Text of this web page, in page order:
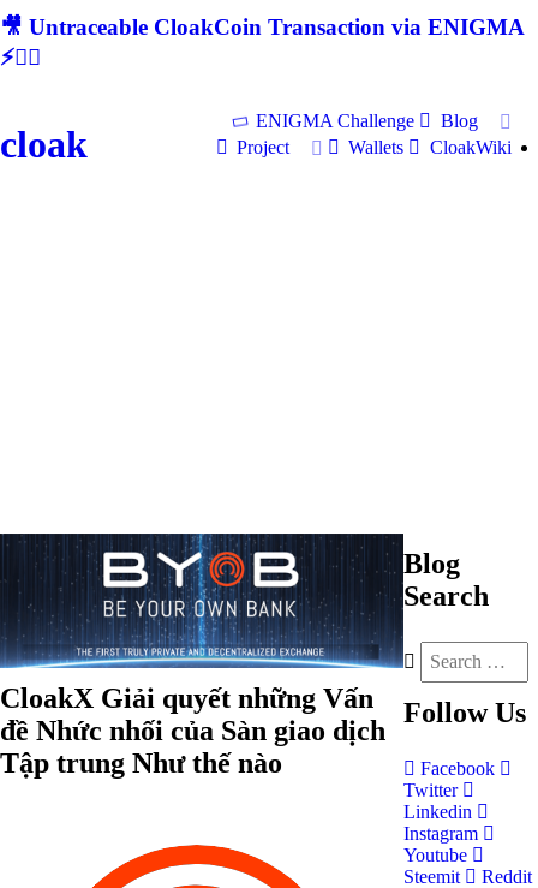
🎥 Untraceable CloakCoin Transaction via ENIGMA
⚡🕵‍♂
cloak
ENIGMA Challenge
Blog
Project
Wallets CloakWiki
CloakX Giải quyết những Vấn
đề Nhức nhối của Sàn giao dịch
Tập trung Như thế nào
Blog
Search
Follow Us
Facebook
Twitter
Linkedin
Instagram
Youtube
Steemit
Reddit